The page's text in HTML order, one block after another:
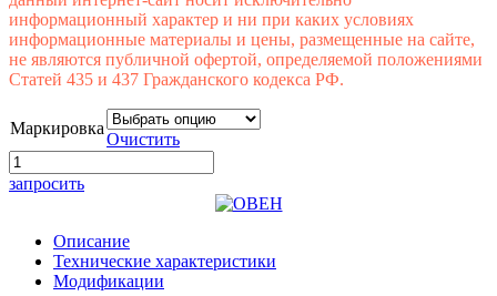
информационный характер и ни при каких условиях
информационные материалы и цены, размещенные на сайте,
не являются публичной офертой, определяемой положениями
Статей 435 и 437 Гражданского кодекса РФ.
Маркировка
Очистить
запросить
Описание
Технические характеристики
Модификации